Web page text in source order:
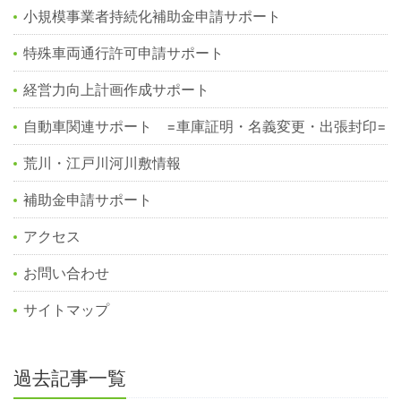
小規模事業者持続化補助金申請サポート
特殊車両通行許可申請サポート
経営力向上計画作成サポート
自動車関連サポート =車庫証明・名義変更・出張封印=
荒川・江戸川河川敷情報
補助金申請サポート
アクセス
お問い合わせ
サイトマップ
過去記事一覧